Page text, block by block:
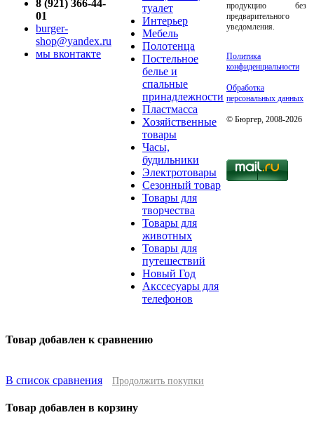
8 (921) 366-44-
01
burger-
shop@yandex.ru
мы вконтакте
туалет
Интерьер
Мебель
Полотенца
Постельное
белье и
спальные
принадлежности
Пластмасса
Хозяйственные
товары
Часы,
будильники
Электротовары
Сезонный товар
Товары для
творчества
Товары для
животных
Товары для
путешествий
Новый Год
Акссесуары для
телефонов
продукцию без
предварительного
уведомления.
Политика
конфиденциальности
Обработка
персональных данных
© Бюргер, 2008-2026
Товар добавлен к сравнению
В список сравнения Продолжить покупки
Товар добавлен в корзину